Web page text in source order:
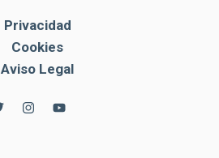
Privacidad
Cookies
Aviso Legal